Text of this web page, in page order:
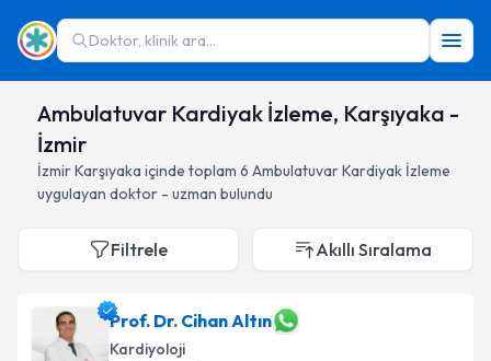
Doktor, klinik ara...
Ambulatuvar Kardiyak İzleme, Karşıyaka -
İzmir
İzmirKarşıyaka içinde toplam 6 Ambulatuvar Kardiyak İzleme
uygulayan doktor - uzman bulundu
Filtrele Akıllı Sıralama
Prof. Dr. Cihan Altın
Kardiyoloji